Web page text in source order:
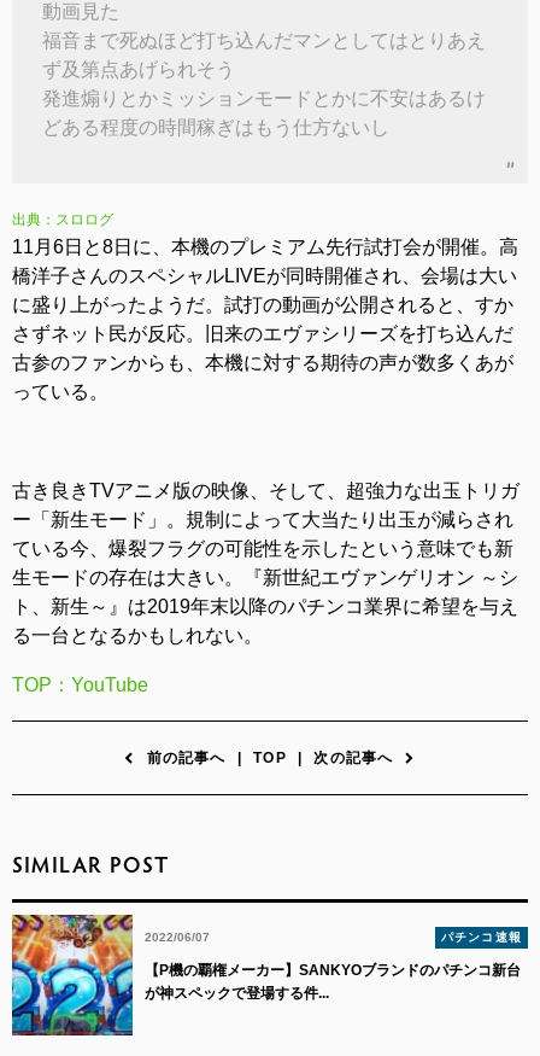
動画見た
福音まで死ぬほど打ち込んだマンとしてはとりあえ
ず及第点あげられそう
発進煽りとかミッションモードとかに不安はあるけ
どある程度の時間稼ぎはもう仕方ないし
出典：スロログ
11月6日と8日に、本機のプレミアム先行試打会が開催。高
橋洋子さんのスペシャルLIVEが同時開催され、会場は大い
に盛り上がったようだ。試打の動画が公開されると、すか
さずネット民が反応。旧来のエヴァシリーズを打ち込んだ
古参のファンからも、本機に対する期待の声が数多くあが
っている。
古き良きTVアニメ版の映像、そして、超強力な出玉トリガ
ー「新生モード」。規制によって大当たり出玉が減らされ
ている今、爆裂フラグの可能性を示したという意味でも新
生モードの存在は大きい。『新世紀エヴァンゲリオン ～シ
ト、新生～』は2019年末以降のパチンコ業界に希望を与え
る一台となるかもしれない。
TOP：YouTube
前の記事へ TOP 次の記事へ
SIMILAR POST
2022/06/07 パチンコ速報
【P機の覇権メーカー】SANKYOブランドのパチンコ新台
が神スペックで登場する件...